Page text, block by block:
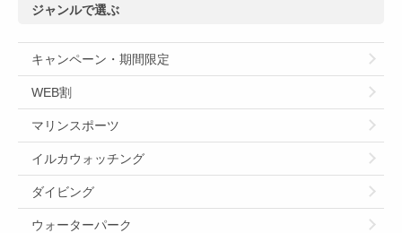
ジャンルで選ぶ
キャンペーン・期間限定
WEB割
マリンスポーツ
イルカウォッチング
ダイビング
ウォーターパーク